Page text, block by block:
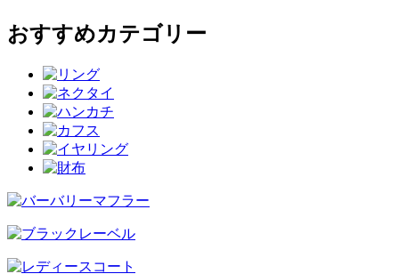
おすすめカテゴリー